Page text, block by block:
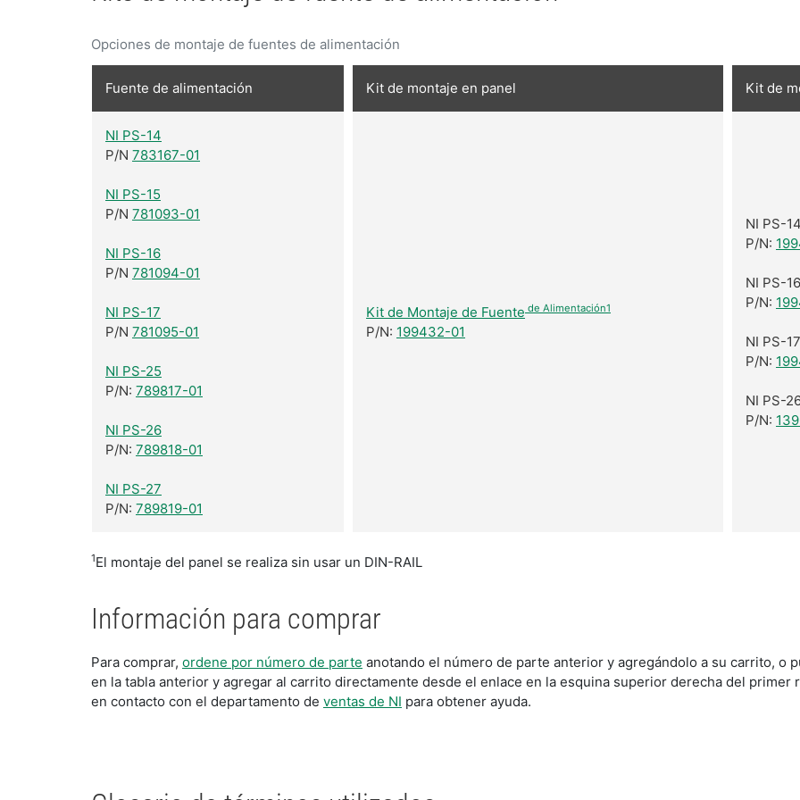
Opciones de montaje de fuentes de alimentación
Fuente de alimentación Kit de montaje en panel Kit de
NI PS-14
P/N 783167-01
NI PS-15
P/N 781093-01
NI PS-16
P/N 781094-01
NI PS-17
P/N 781095-01
NI PS-25
P/N: 789817-01
NI PS-26
P/N: 789818-01
NI PS-27
P/N: 789819-01
Kit de Montaje de Fuente de Alimentación1
P/N: 199432-01
NI PS-
P/N:
NI PS-16
P/N:
NI PS-17
P/N:
NI PS-
P/N:
1El montaje del panel se realiza sin usar un DIN-RAIL
Información para comprar
Para comprar, ordene por número de parte anotando el número de parte anterior y agregándolo a su carrito, o
en la tabla anterior y agregar al carrito directamente desde el enlace en la esquina superior derecha del
en contacto con el departamento de ventas de NI para obtener ayuda.